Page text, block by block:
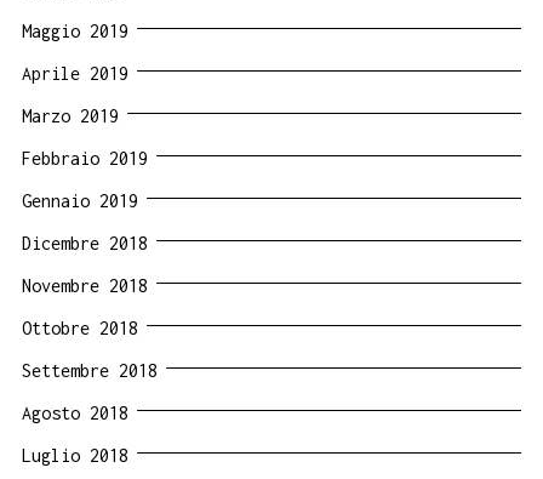
Maggio 2019
Aprile 2019
Marzo 2019
Febbraio 2019
Gennaio 2019
Dicembre 2018
Novembre 2018
Ottobre 2018
Settembre 2018
Agosto 2018
Luglio 2018